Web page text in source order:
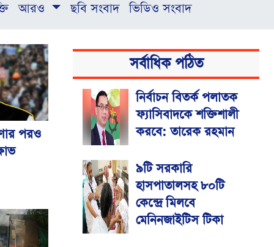
আরও ছবি সংবাদ ভিডিও সংবাদ
পরও
সর্বাধিক পঠিত
নির্বাচন বিতর্ক পলাতক
ফ্যাসিবাদকে শক্তিশালী
করবে: তারেক রহমান
৯টি সরকারি
হাসপাতালসহ ৮০টি
কেন্দ্রে মিলবে
মেনিনজাইটিস টিকা